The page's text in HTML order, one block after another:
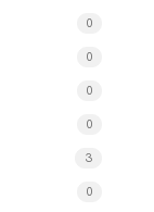
0
0
0
0
3
0